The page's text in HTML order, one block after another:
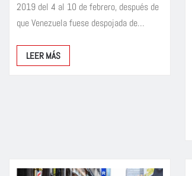
2019 del 4 al 10 de febrero, después de
que Venezuela fuese despojada de…
LEER MÁS